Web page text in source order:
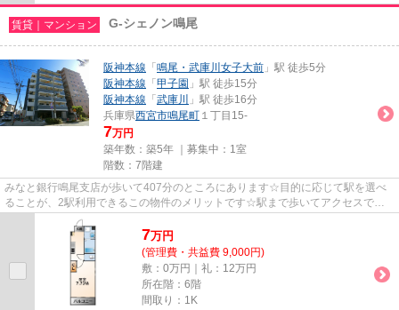
賃貸｜マンション G-シェノン鳴尾
阪神本線 「 鳴尾・武庫川女子大前 」駅 徒歩5分
阪神本線 「 甲子園 」駅 徒歩15分
阪神本線 「 武庫川
」駅 徒歩16分
兵庫県西宮市鳴尾町 １丁目15-
7万円
築年数：築5年 ｜募集中： 1室
階数：7階建
みなと銀行鳴尾支店が歩いて407分のところにあります☆目的に応じて駅を選べ
ることが、2駅利用できるこの物件のメリットです☆駅まで歩いてアクセスでき
る、徒歩5分の距離に立地する物件...
7万円
(管理費・共益費 9,000円)
敷：0万円｜礼：12万円
所在階：6階
間取り：1K